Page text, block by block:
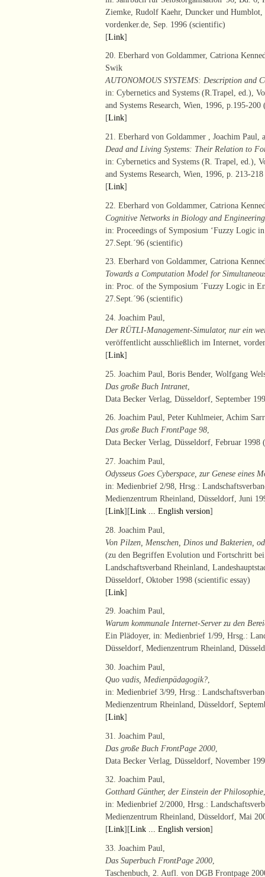
Ziemke, Rudolf Kaehr, Duncker und Humblot,
vordenker.de, Sep. 1996 (scientific)
[Link]
20. Eberhard von Goldammer, Catriona
Swik
AUTONOMOUS SYSTEMS: Description and
in: Cybernetics and Systems (R.Trapel, ed.),
and Systems Research, Wien, 1996, p.195-
[Link]
21. Eberhard von Goldammer , Joachim Paul,
Dead and Living Systems: Their Relation to
in: Cybernetics and Systems (R. Trapel,
and Systems Research, Wien, 1996, p. 213-
[Link]
22. Eberhard von Goldammer, Catriona
Cognitive Networks in Biology and Engineering
in: Proceedings of Symposium ‘Fuzzy Logic
27.Sept.´96 (scientific)
23. Eberhard von Goldammer, Catriona
Towards a Computation Model for
in: Proc. of the Symposium ´Fuzzy Logic in
27.Sept.´96 (scientific)
24. Joachim Paul,
Der RÜTLI-Management-Simulator, nur ein
veröffentlicht ausschließlich im Internet,
[Link]
25. Joachim Paul, Boris Bender, Wolfgang
Das große Buch Intranet
Data Becker Verlag, Düsseldorf, September
26. Joachim Paul, Peter Kuhlmeier, Achim
Das große Buch FrontPage 98,
Data Becker Verlag, Düsseldorf, Februar
27. Joachim Paul,
Odysseus Goes Cyberspace, zur Genese eines
in: Medienbrief 2/98, Hrsg.:
Medienzentrum Rheinland, Düsseldorf, Juni
[Link][Link ... English version]
28. Joachim Paul,
Von Pilzen, Menschen, Dinos und Bakterien,
(zu den Begriffen Evolution und Fortschritt
Landschaftsverband Rheinland,
Düsseldorf, Oktober 1998 (scientific essay)
[Link]
29. Joachim Paul,
Warum kommunale Internet-Server zu den
Ein Plädoyer, in: Medienbrief 1/99, Hrsg.:
Düsseldorf, Medienzentrum Rheinland,
30. Joachim Paul,
Quo vadis, Medienpädagogik?
in: Medienbrief 3/99, Hrsg.:
Medienzentrum Rheinland, Düsseldorf,
[Link]
31. Joachim Paul,
Das große Buch FrontPage 2000
Data Becker Verlag, Düsseldorf, November
32. Joachim Paul,
Gotthard Günther, der Einstein der Philosophie,
in: Medienbrief 2/2000, Hrsg.:
Medienzentrum Rheinland, Düsseldorf, Mai
[Link][Link ... English version]
33. Joachim Paul,
Das Superbuch FrontPage 2000
Taschenbuch, 2. Aufl. von DGB Frontpage